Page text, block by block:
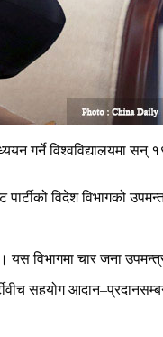
विश्वविद्यालयमा सन्
विदेश विभागको
यस विभागमा चार जना
सहयोग